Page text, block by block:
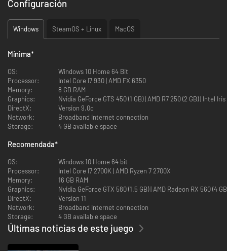
Historia a historia, edificio a edificio, calle a calle:
Nuevos edificios verdes, nuevos edificios especializados, nuevos edificios
de servicios alternativos, nuevos edificios excepcionales, coches
eléctricos, nuevos parques... 350 nuevos elementos para darle una
imagen nueva y única a Cities: Skylines.
Ojalá yo fuera especial, tú eres tan especial:
Nuevas opciones especializadas para todas las zonas de la ciudad,
además de especializaciones de más nivel, por primera vez en Cities:
Skylines.
Configuración
Windows SteamOS + Linux MacOS
Mínima*
OS:
Windows 10 Home 64 Bit
Processor:
Intel Core I7 930 | AMD FX 6350
Memory:
8 GB RAM
Graphics:
Nvidia GeForce GTS
DirectX:
Version 9.0c
Network:
Broadband Internet connection
Storage:
4 GB available space
Recomendada*
OS:
Windows 10 Home 64 bit
Processor:
Intel Core I7 2700K | AMD Ryzen 7 2700X
Memory:
16 GB RAM
Graphics:
Nvidia GeForce GTX 580 (1.5 GB) | AMD Radeon RX 560 (4
DirectX:
Version 11
Network:
Broadband Internet connection
Storage:
4 GB available space
Últimas noticias de este juego